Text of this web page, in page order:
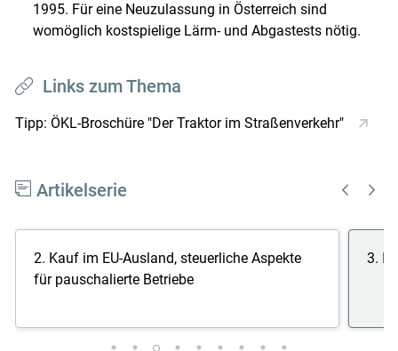
1995. Für eine Neuzulassung in Österreich sind
womöglich kostspielige Lärm- und Abgastests nötig.
Links zum Thema
Tipp: ÖKL-Broschüre "Der Traktor im Straßenverkehr"
Artikelserie
2. Kauf im EU-Ausland, steuerliche Aspekte
für pauschalierte Betriebe
3.